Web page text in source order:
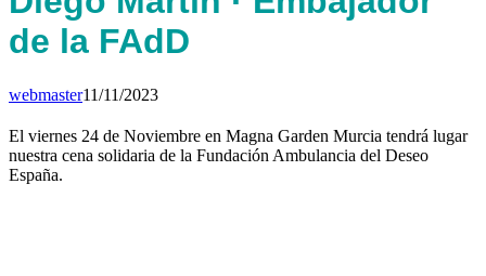
de la FAdD
webmaster11/11/2023
El viernes 24 de Noviembre en Magna Garden Murcia tendrá lugar
nuestra cena solidaria de la Fundación Ambulancia del Deseo
España.